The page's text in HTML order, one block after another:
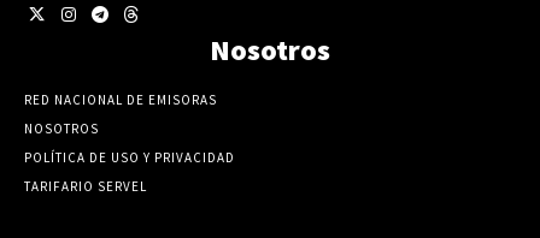
Nosotros
RED NACIONAL DE EMISORAS
NOSOTROS
POLÍTICA DE USO Y PRIVACIDAD
TARIFARIO SERVEL